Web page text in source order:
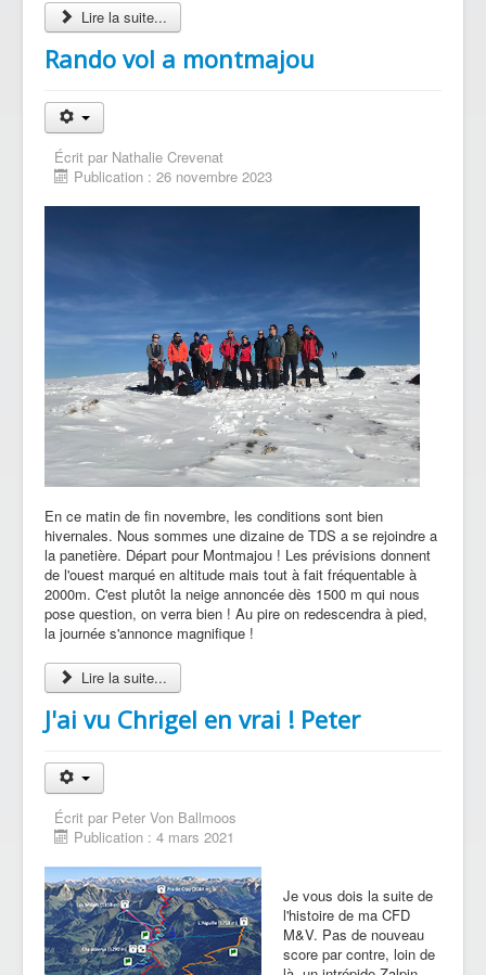
Lire la suite...
Rando vol a montmajou
Écrit par Nathalie Crevenat
Publication : 26 novembre 2023
En ce matin de fin novembre, les conditions sont bien
hivernales. Nous sommes une dizaine de TDS a se rejoindre a
la panetière. Départ pour Montmajou ! Les prévisions donnent
de l'ouest marqué en altitude mais tout à fait fréquentable à
2000m. C'est plutôt la neige annoncée dès 1500 m qui nous
pose question, on verra bien ! Au pire on redescendra à pied,
la journée s'annonce magnifique !
Lire la suite...
J'ai vu Chrigel en vrai ! Peter
Écrit par Peter Von Ballmoos
Publication : 4 mars 2021
Je vous dois la suite de
l'histoire de ma CFD
M&V. Pas de nouveau
score par contre, loin de